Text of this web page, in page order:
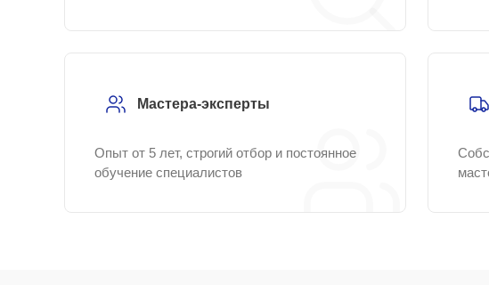
Мастера-эксперты
Опыт от 5 лет, строгий отбор и постоянное
обучение специалистов